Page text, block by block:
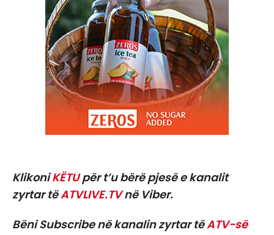
KlikoniKËTUpër t’u bërë pjesë e kanalit
zyrtar tëATVLIVE.TVnë Viber.
Bëni Subscribe në kanalin zyrtar tëATV-së